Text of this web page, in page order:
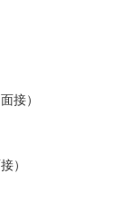
接）
）